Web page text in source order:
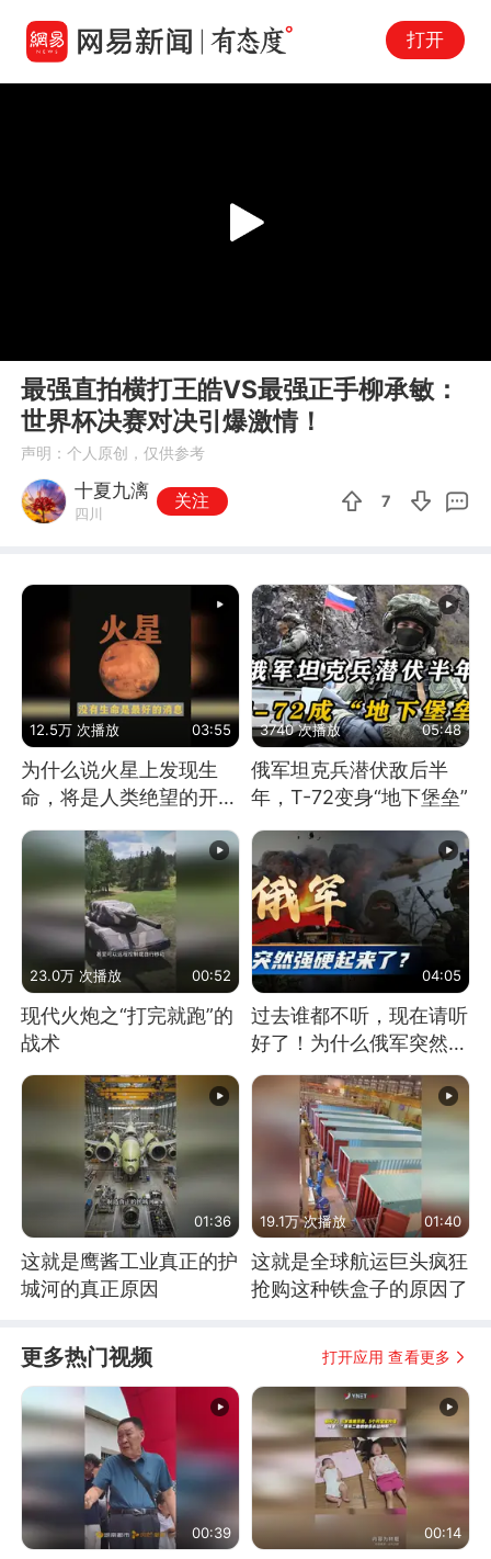
打开
Play
最强直拍横打王皓VS最强正手柳承敏：
世界杯决赛对决引爆激情！
声明：个人原创，仅供参考
十夏九漓
四川
关注 7
12.5万 次播放 03:55
为什么说火星上发现生
命，将是人类绝望的开
3740 次播放 05:48
俄军坦克兵潜伏敌后半
年，T-72变身“地下堡垒”
23.0万 次播放 00:52
现代火炮之“打完就跑”的
战术
04:05
过去谁都不听，现在请听
好了！为什么俄军突然强
硬起来了？
01:36
这就是鹰酱工业真正的护
城河的真正原因
19.1万 次播放 01:40
这就是全球航运巨头疯狂
抢购这种铁盒子的原因了
更多热门视频 打开应用 查看更多
00:39 00:14